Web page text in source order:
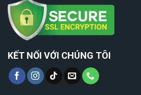
KẾT NỐI VỚI CHÚNG TÔI